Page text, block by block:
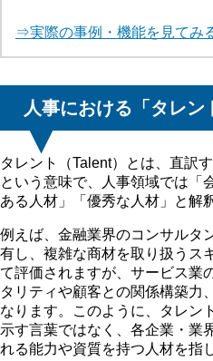
⇒実際の事例・機能を見てみ
人事における「タレン
タレント（Talent）とは、直訳
という意味で、人事領域では「
ある人材」「優秀な人材」と解
例えば、金融業界のコンサルタ
有し、複雑な商材を取り扱うス
て評価されますが、サービス業
タリティや顧客との関係構築力
なります。このように、タレン
示す言葉ではなく、各企業・業
れる能力や資質を持つ人材を指